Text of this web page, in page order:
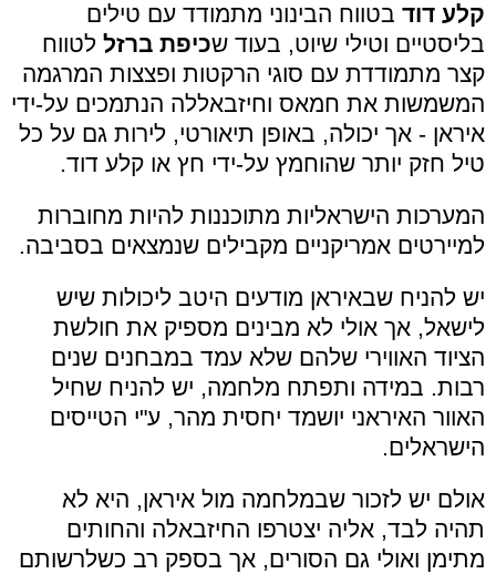
קלע דוד בטווח הבינוני מתמודד עם טילים
בליסטיים וטילי שיוט, בעוד שכיפת ברזל לטווח
קצר מתמודדת עם סוגי הרקטות ופצצות המרגמה
המשמשות את חמאס וחיזבאללה הנתמכים על-ידי
איראן - אך יכולה, באופן תיאורטי, לירות גם על כל
טיל חזק יותר שהוחמץ על-ידי חץ או קלע דוד.
המערכות הישראליות מתוכננות להיות מחוברות
למיירטים אמריקניים מקבילים שנמצאים בסביבה.
יש להניח שבאיראן מודעים היטב ליכולות שיש
לישאל, אך אולי לא מבינים מספיק את חולשת
הציוד האווירי שלהם שלא עמד במבחנים שנים
רבות. במידה ותפתח מלחמה, יש להניח שחיל
האוור האיראני יושמד יחסית מהר, ע"י הטייסים
הישראלים.
אולם יש לזכור שבמלחמה מול איראן, היא לא
תהיה לבד, אליה יצטרפו החיזבאלה והחותים
מתימן ואולי גם הסורים, אך בספק רב כשלרשותם